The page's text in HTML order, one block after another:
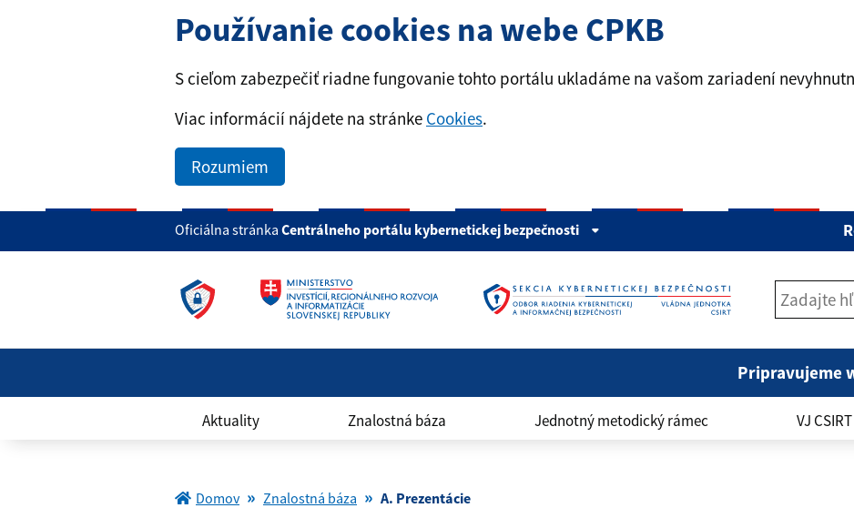
Používanie cookies na webe CPKB
S cieľom zabezpečiť riadne fungovanie tohto portálu ukladáme na vašom zariadení
Viac informácií nájdete na stránke Cookies.
Rozumiem
Oficiálna stránka Centrálneho portálu kybernetickej bezpečnosti
Pripravujeme
Aktuality Znalostná báza Jednotný metodický rámec VJ CSIRT
Domov Znalostná báza A. Prezentácie